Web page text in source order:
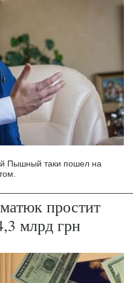
Пышный таки пошел на
простит
млрд грн